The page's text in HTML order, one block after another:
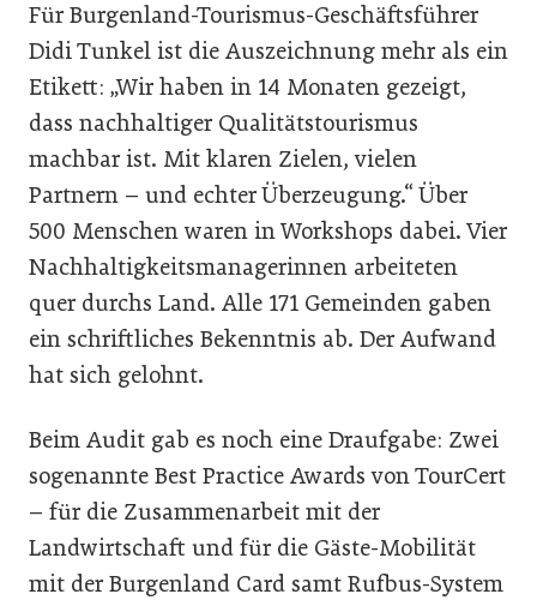
Für Burgenland-Tourismus-Geschäftsführer
Didi Tunkel ist die Auszeichnung mehr als ein
Etikett: „Wir haben in 14 Monaten gezeigt,
dass nachhaltiger Qualitätstourismus
machbar ist. Mit klaren Zielen, vielen
Partnern – und echter Überzeugung.“ Über
500 Menschen waren in Workshops dabei. Vier
Nachhaltigkeitsmanagerinnen arbeiteten
quer durchs Land. Alle 171 Gemeinden gaben
ein schriftliches Bekenntnis ab. Der Aufwand
hat sich gelohnt.
Beim Audit gab es noch eine Draufgabe: Zwei
sogenannte Best Practice Awards von TourCert
– für die Zusammenarbeit mit der
Landwirtschaft und für die Gäste-Mobilität
mit der Burgenland Card samt Rufbus-System